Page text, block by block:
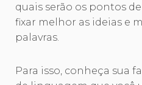
quais serão os pontos
fixar melhor as ideias e
palavras.
Para isso, conheça sua